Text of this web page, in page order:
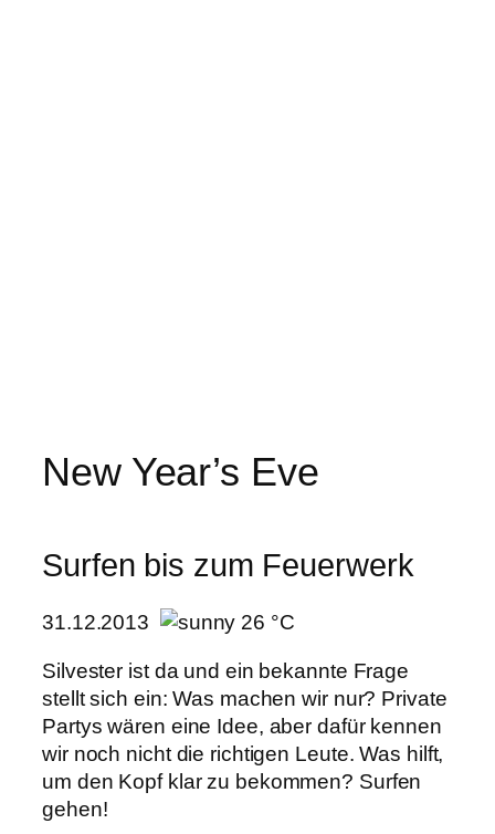
New Year’s Eve
Surfen bis zum Feuerwerk
31.12.2013 26 °C
Silvester ist da und ein bekannte Frage
stellt sich ein: Was machen wir nur? Private
Partys wären eine Idee, aber dafür kennen
wir noch nicht die richtigen Leute. Was hilft,
um den Kopf klar zu bekommen? Surfen
gehen!